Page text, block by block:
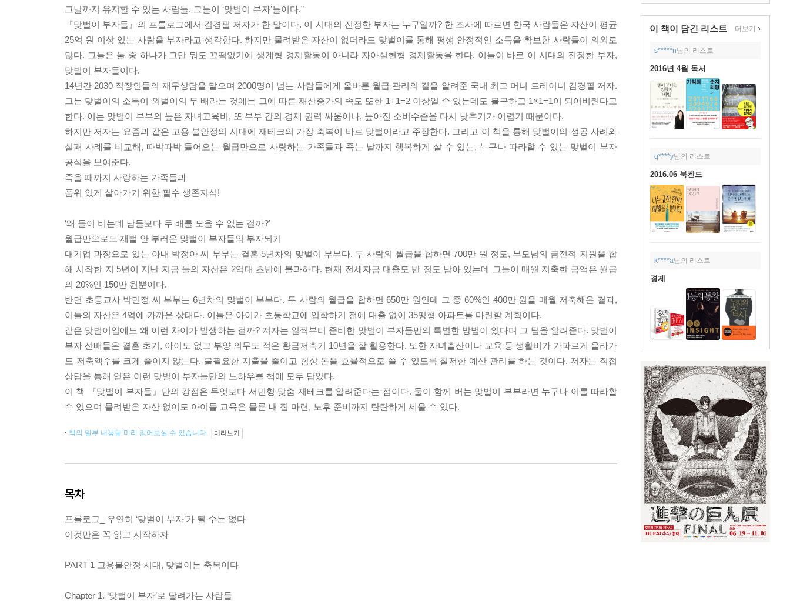
이 책이 담긴 리스트 더보기
s*****n님의 리스트
2016년 4월 독서
q****y님의 리스트
2016.06 북켄드
k****a님의 리스트
경제
그날까지 유지할 수 있는 사람들. 그들이 ‘맞벌이 부자’들이다.”
『맞벌이 부자들』의 프롤로그에서 김경필 저자가 한 말이다. 이 시대의 진정한 부자는 누구일까? 한 조사에 따르면 한국 사람들은 자산이 평균
25억 원 이상 있는 사람을 부자라고 생각한다. 하지만 물려받은 자산이 없더라도 맞벌이를 통해 평생 안정적인 소득을 확보한 사람들이 의외로
많다. 그들은 둘 중 하나가 그만 둬도 끄떡없기에 생계형 경제활동이 아니라 자아실현형 경제활동을 한다. 이들이 바로 이 시대의 진정한 부자,
맞벌이 부자들이다.
14년간 2030 직장인들의 재무상담을 맡으며 2000명이 넘는 사람들에게 올바른 월급 관리의 길을 알려준 국내 최고 머니 트레이너 김경필 저자.
그는 맞벌이의 소득이 외벌이의 두 배라는 것에는 그에 따른 재산증가의 속도 또한 1+1=2 이상일 수 있는데도 불구하고 1×1=1이 되어버린다고
한다. 이는 맞벌이 부부의 높은 자녀교육비, 또 부부 간의 경제 권력 싸움이나, 높아진 소비수준을 다시 낮추기가 어렵기 때문이다.
하지만 저자는 요즘과 같은 고용 불안정의 시대에 재테크의 가장 축복이 바로 맞벌이라고 주장한다. 그리고 이 책을 통해 맞벌이의 성공 사례와
실패 사례를 비교해, 따박따박 들어오는 월급만으로 사랑하는 가족들과 죽는 날까지 행복하게 살 수 있는, 누구나 따라할 수 있는 맞벌이 부자
공식을 보여준다.
죽을 때까지 사랑하는 가족들과
품위 있게 살아가기 위한 필수 생존지식!
‘왜 둘이 버는데 남들보다 두 배를 모을 수 없는 걸까?’
월급만으로도 재벌 안 부러운 맞벌이 부자들의 부자되기
대기업 과장으로 있는 아내 박정아 씨 부부는 결혼 5년차의 맞벌이 부부다. 두 사람의 월급을 합하면 700만 원 정도, 부모님의 금전적 지원을 합
해 시작한 지 5년이 지난 지금 둘의 자산은 2억대 초반에 불과하다. 현재 전세자금 대출도 반 정도 남아 있는데 그들이 매월 저축한 금액은 월급
의 20%인 150만 원뿐이다.
반면 초등교사 박민정 씨 부부는 6년차의 맞벌이 부부다. 두 사람의 월급을 합하면 650만 원인데 그 중 60%인 400만 원을 매월 저축해온 결과,
이들의 자산은 4억에 가까운 상태다. 이들은 아이가 초등학교에 입학하기 전에 대출 없이 35평형 아파트를 마련할 계획이다.
같은 맞벌이임에도 왜 이런 차이가 발생하는 걸까? 저자는 일찍부터 준비한 맞벌이 부자들만의 특별한 방법이 있다며 그 팁을 알려준다. 맞벌이
부자 선배들은 결혼 초기, 아이도 없고 부양 의무도 적은 황금저축기 10년을 잘 활용한다. 또한 자녀출산이나 교육 등 생활비가 가파르게 올라가
도 저축액수를 크게 줄이지 않는다. 불필요한 지출을 줄이고 항상 돈을 효율적으로 쓸 수 있도록 철저한 예산 관리를 하는 것이다. 저자는 직접
상담을 통해 얻은 이런 맞벌이 부자들만의 노하우를 책에 모두 담았다.
이 책 『맞벌이 부자들』만의 강점은 무엇보다 서민형 맞춤 재테크를 알려준다는 점이다. 둘이 함께 버는 맞벌이 부부라면 누구나 이를 따라할
수 있으며 물려받은 자산 없이도 아이들 교육은 물론 내 집 마련, 노후 준비까지 탄탄하게 세울 수 있다.
책의 일부 내용을 미리 읽어보실 수 있습니다. 미리보기
목차
프롤로그_ 우연히 ‘맞벌이 부자’가 될 수는 없다
이것만은 꼭 읽고 시작하자
PART 1 고용불안정 시대, 맞벌이는 축복이다
Chapter 1. ‘맞벌이 부자’로 달려가는 사람들